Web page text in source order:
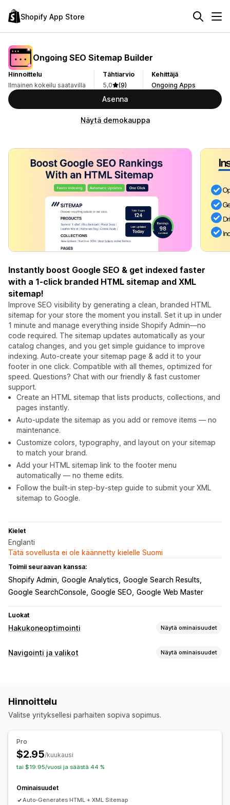
Shopify App Store
Ongoing SEO Sitemap Builder
Hinnoittelu
Ilmainen kokeilu saatavilla
Tähtiarvio
5,0
(9)
Kehittäjä
Ongoing Apps
Asenna
Näytä demokauppa
Instantly boost Google SEO & get indexed faster
with a 1-click branded HTML sitemap and XML
sitemap!
Improve SEO visibility by generating a clean, branded HTML
sitemap for your store the moment you install. Set it up in under
1 minute and manage everything inside Shopify Admin—no
code required. The sitemap updates automatically as your
catalog changes, and you get simple guidance to improve
indexing. Auto-create your sitemap page & add it to your
footer in one click. Compatible with all themes, optimized for
speed. Questions? Chat with our friendly & fast customer
support.
Create an HTML sitemap that lists products, collections, and
pages instantly.
Auto‑update the sitemap as you add or remove items — no
maintenance.
Customize colors, typography, and layout on your sitemap
to match your brand.
Add your HTML sitemap link to the footer menu
automatically — no theme edits.
Follow the built‑in step‑by‑step guide to submit your XML
sitemap to Google.
Kielet
Englanti
Tätä sovellusta ei ole käännetty kielelle Suomi
Toimii seuraavan kanssa:
Shopify Admin Google Analytics Google Search Results
Google SearchConsole Google SEO Google Web Master
Luokat
Hakukoneoptimointi Näytä ominaisuudet
Hakuoptimointityökalut
Paikallinen hakukoneoptimointi
URL-optimointi Nopeuden optimointi
Sisällön optimointi
Tehokkuuden valvonta
SEO-pisteet
Raportointi Tiedot ja vinkit
Navigointi ja valikot Näytä ominaisuudet
Alapalkki
Mukautukset
Vedä ja pudota -editori Väri ja fontti
Hinnoittelu
Valitse yrityksellesi parhaiten sopiva sopimus.
Pro
$2.95/kuukausi
tai $19.95/vuosi ja säästä 44 %
Ominaisuudet
Auto-Generates HTML + XML Sitemap